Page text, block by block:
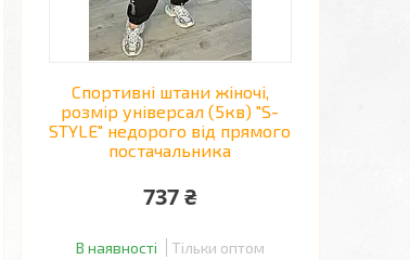
Спортивні штани жіночі,
розмір універсал (5кв) "S-
STYLE" недорого від прямого
постачальника
737 ₴
В наявності Тільки оптом